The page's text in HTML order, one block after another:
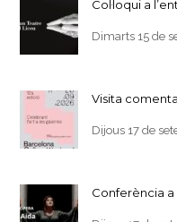
Col·loqui a
Dimarts 15 de
Visita
Dijous 17 de
Conferència a